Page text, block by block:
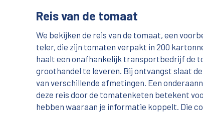
Reis van de tomaat
We bekijken de reis van de tomaat, een
teler, die zijn tomaten verpakt in 200
haalt een onafhankelijk transportbedrijf de
groothandel te leveren. Bij ontvangst slaat
van verschillende afmetingen. Een
deze reis door de tomatenketen betekent
hebben waaraan je informatie koppelt. Die